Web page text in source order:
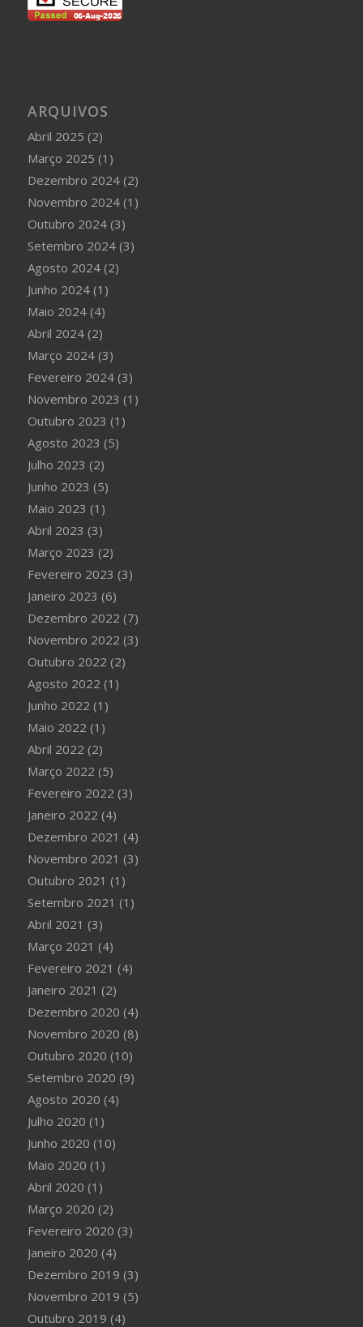
ARQUIVOS
Abril 2025 (2)
Março 2025 (1)
Dezembro 2024(2)
Novembro 2024(1)
Outubro 2024(3)
Setembro 2024(3)
Agosto 2024(2)
Junho 2024(1)
Maio 2024(4)
Abril 2024(2)
Março 2024(3)
Fevereiro 2024(3)
Novembro 2023 (1)
Outubro 2023 (1)
Agosto 2023 (5)
Julho 2023 (2)
Junho 2023 (5)
Maio 2023 (1)
Abril 2023 (3)
Março 2023 (2)
Fevereiro 2023 (3)
Janeiro 2023 (6)
Dezembro 2022 (7)
Novembro 2022 (3)
Outubro 2022 (2)
Agosto 2022 (1)
Junho 2022 (1)
Maio 2022 (1)
Abril 2022 (2)
Março 2022 (5)
Fevereiro 2022 (3)
Janeiro 2022 (4)
Dezembro 2021 (4)
Novembro 2021 (3)
Outubro 2021 (1)
Setembro 2021 (1)
Abril 2021 (3)
Março 2021 (4)
Fevereiro 2021 (4)
Janeiro 2021 (2)
Dezembro 2020 (4)
Novembro 2020 (8)
Outubro 2020 (10)
Setembro 2020 (9)
Agosto 2020 (4)
Julho 2020 (1)
Junho 2020 (10)
Maio 2020 (1)
Abril 2020 (1)
Março 2020 (2)
Fevereiro 2020 (3)
Janeiro 2020 (4)
Dezembro 2019 (3)
Novembro 2019 (5)
Outubro 2019 (4)